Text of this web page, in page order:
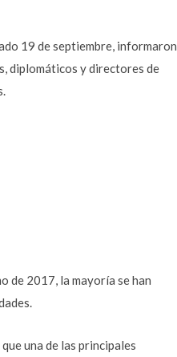
19 de septiembre, informaron
diplomáticos y directores de
de 2017, la mayoría se han
una de las principales